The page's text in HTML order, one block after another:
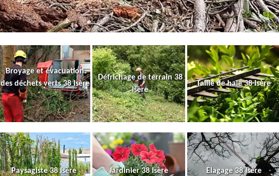
Broyage et évacuation
des déchets verts 38 Isère
Défrichage de terrain 38
Isère
Taille de haie 38 Isère
Paysagiste 38 Isère Jardinier 38 Isère Elagage 38 Isère